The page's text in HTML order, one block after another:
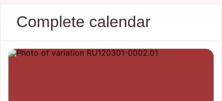
Complete calendar